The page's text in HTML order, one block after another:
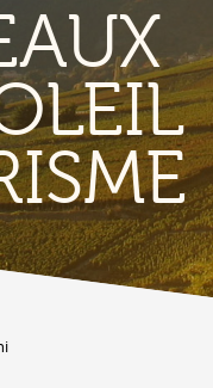
Vigneti
Produits et
Borgo di
Le chiese
Vestiges